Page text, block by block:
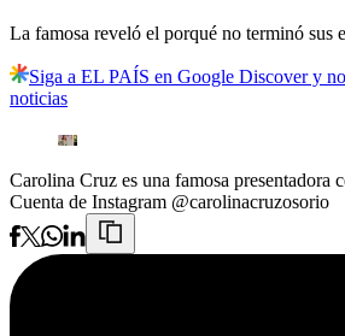
La famosa reveló el porqué no terminó sus
Siga a EL PAÍS en Google Discover y
noticias
Carolina Cruz es una famosa presentadora
Cuenta de Instagram @carolinacruzosorio